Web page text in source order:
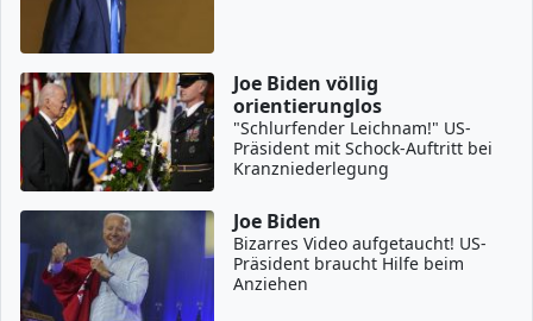
Joe Biden völlig
orientierunglos
"Schlurfender Leichnam!" US-
Präsident mit Schock-Auftritt bei
Kranzniederlegung
Joe Biden
Bizarres Video aufgetaucht! US-
Präsident braucht Hilfe beim
Anziehen